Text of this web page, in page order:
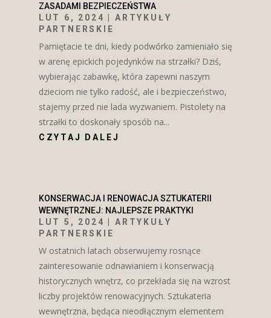
ZASADAMI BEZPIECZEŃSTWA
LUT 6, 2024
|ARTYKUŁY
PARTNERSKIE
Pamiętacie te dni, kiedy podwórko zamieniało się
w arenę epickich pojedynków na strzałki? Dziś,
wybierając zabawkę, która zapewni naszym
dzieciom nie tylko radość, ale i bezpieczeństwo,
stajemy przed nie lada wyzwaniem. Pistolety na
strzałki to doskonały sposób na...
CZYTAJ DALEJ
KONSERWACJA I RENOWACJA SZTUKATERII
WEWNĘTRZNEJ: NAJLEPSZE PRAKTYKI
LUT 5, 2024
|ARTYKUŁY
PARTNERSKIE
W ostatnich latach obserwujemy rosnące
zainteresowanie odnawianiem i konserwacją
historycznych wnętrz, co przekłada się na wzrost
liczby projektów renowacyjnych. Sztukateria
wewnętrzna, będąca nieodłącznym elementem